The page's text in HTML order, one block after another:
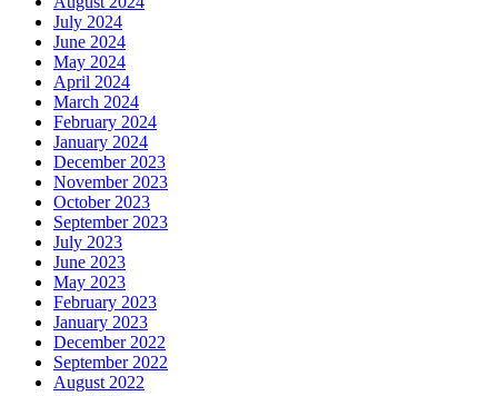
July 2024
June 2024
May 2024
April 2024
March 2024
February 2024
January 2024
December 2023
November 2023
October 2023
September 2023
July 2023
June 2023
May 2023
February 2023
January 2023
December 2022
September 2022
August 2022